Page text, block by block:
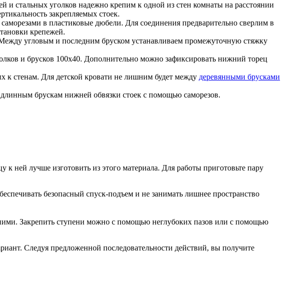
стальных уголков надежно крепим к одной из стен комнаты на расстоянии
закрепляемых стоек.
в пластиковые дюбели. Для соединения предварительно сверлим в
крепежей.
угловым и последним бруском устанавливаем промежуточную стяжку
и брусков 100х40. Дополнительно можно зафиксировать нижний торец
к стенам. Для детской кровати не лишним будет между деревянными брусками
брускам нижней обвязки стоек с помощью саморезов.
ней лучше изготовить из этого материала. Для работы приготовьте пару
безопасный спуск-подъем и не занимать лишнее пространство
Закрепить ступени можно с помощью неглубоких пазов или с помощью
Следуя предложенной последовательности действий, вы получите